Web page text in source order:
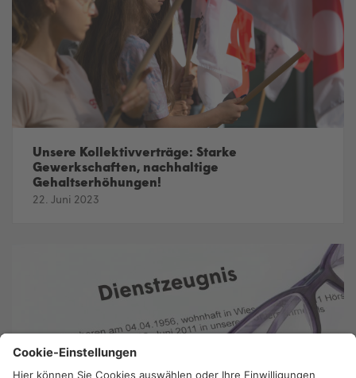
Unsere Kollektivverträge: Starke
Gewerkschaften, nachhaltige
Gehaltserhöhungen!
22. Juni 2023